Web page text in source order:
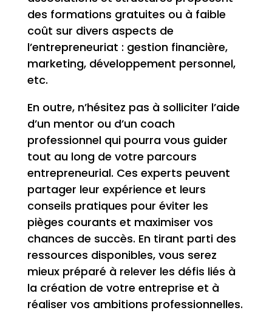
des formations gratuites ou à faible
coût sur divers aspects de
l’entrepreneuriat : gestion financière,
marketing, développement personnel,
etc.
En outre, n’hésitez pas à solliciter l’aide
d’un mentor ou d’un coach
professionnel qui pourra vous guider
tout au long de votre parcours
entrepreneurial. Ces experts peuvent
partager leur expérience et leurs
conseils pratiques pour éviter les
pièges courants et maximiser vos
chances de succès. En tirant parti des
ressources disponibles, vous serez
mieux préparé à relever les défis liés à
la création de votre entreprise et à
réaliser vos ambitions professionnelles.